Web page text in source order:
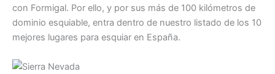
con Formigal. Por ello, y por sus más de 100 kilómetros de
dominio esquiable, entra dentro de nuestro listado de los 10
mejores lugares para esquiar en España.